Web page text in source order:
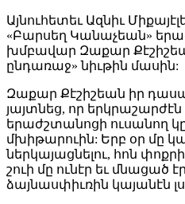
Այնուհետեւ Ազնիւ
«Բարսեղ Կանաչեան»
խմբավար Զաքար
ընդառաջ» նիւթին մասին:
Զաքար Քէշիշեան իր
յայտնեց, որ
երաժշտանոցի ուսանող
մխիթարուին: Երբ օր մը
ներկայացնելու, հոն
շուի մը ունէր եւ մնացած
ձայնասփիւռին կայանէն